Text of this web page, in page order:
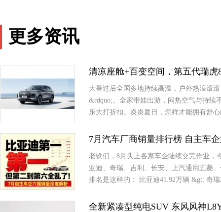
更多资讯
清凉座舱+百变空间，第五代瑞
大暑过后全国多地持续高温，户外热浪滚
&rdquo;。全家带娃出游，闷热空气与持续
乐大打折扣。炎炎夏日，怎样才能拥有舒
7月汽车厂商销量排行榜 自主车
老铁们，8月头上各家车企陆续交完作业，
亚迪、奇瑞、吉利、长安、上汽通用五菱
排名是这样的： 比亚迪41.92万辆 &gt; 奇
全新紧凑型纯电SUV 东风风神